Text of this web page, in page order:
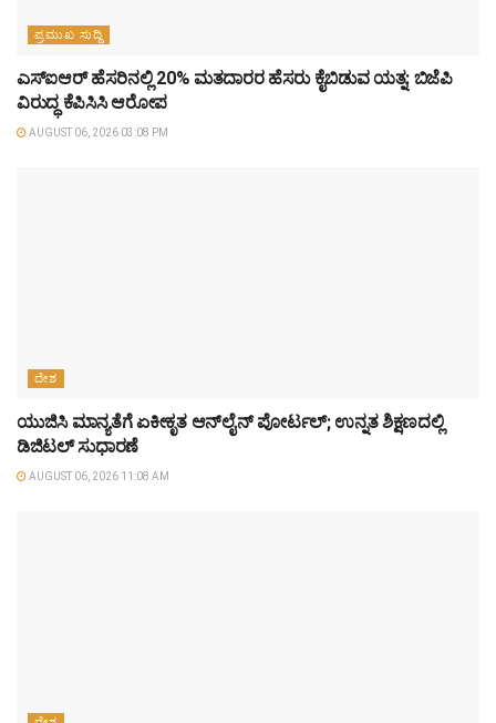
ಪ್ರಮುಖ ಸುದ್ದಿ
ಎಸ್‌ಐಆರ್‌ ಹೆಸರಿನಲ್ಲಿ 20% ಮತದಾರರ ಹೆಸರು ಕೈಬಿಡುವ ಯತ್ನ: ಬಿಜೆಪಿ
ವಿರುದ್ಧ ಕೆಪಿಸಿಸಿ ಆರೋಪ
AUGUST 06, 2026 03:08 PM
ದೇಶ
ಯುಜಿಸಿ ಮಾನ್ಯತೆಗೆ ಏಕೀಕೃತ ಆನ್‌ಲೈನ್ ಪೋರ್ಟಲ್; ಉನ್ನತ ಶಿಕ್ಷಣದಲ್ಲಿ
ಡಿಜಿಟಲ್ ಸುಧಾರಣೆ
AUGUST 06, 2026 11:08 AM